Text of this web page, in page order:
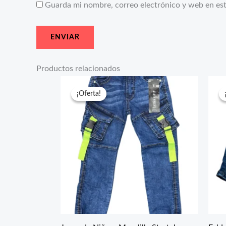
Guarda mi nombre, correo electrónico y web en
Productos relacionados
¡Oferta!
¡Oferta!
precio
original
era:
$33.99.
El
precio
actual
es:
$19.25.